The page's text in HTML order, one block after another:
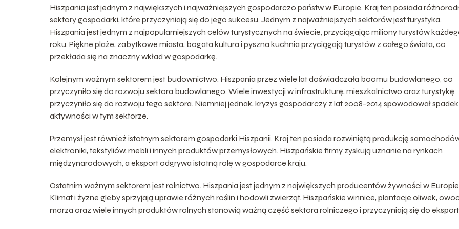
Hiszpania jest jednym z największych i najważniejszych gospodarczo państw w Europie. Kraj ten posiada
sektory gospodarki, które przyczyniają się do jego sukcesu. Jednym z najważniejszych sektorów jest turystyka.
Hiszpania jest jednym z najpopularniejszych celów turystycznych na świecie, przyciągając miliony turystów
roku. Piękne plaże, zabytkowe miasta, bogata kultura i pyszna kuchnia przyciągają turystów z całego świata, co
przekłada się na znaczny wkład w gospodarkę.
Kolejnym ważnym sektorem jest budownictwo. Hiszpania przez wiele lat doświadczała boomu budowlanego, co
przyczyniło się do rozwoju sektora budowlanego. Wiele inwestycji w infrastrukturę, mieszkalnictwo oraz turystykę
przyczyniło się do rozwoju tego sektora. Niemniej jednak, kryzys gospodarczy z lat 2008-2014 spowodował spadek
aktywności w tym sektorze.
Przemysł jest również istotnym sektorem gospodarki Hiszpanii. Kraj ten posiada rozwiniętą produkcję
elektroniki, tekstyliów, mebli i innych produktów przemysłowych. Hiszpańskie firmy zyskują uznanie na rynkach
międzynarodowych, a eksport odgrywa istotną rolę w gospodarce kraju.
Ostatnim ważnym sektorem jest rolnictwo. Hiszpania jest jednym z największych producentów żywności w
Klimat i żyzne gleby sprzyjają uprawie różnych roślin i hodowli zwierząt. Hiszpańskie winnice, plantacje oliwek,
morza oraz wiele innych produktów rolnych stanowią ważną część sektora rolniczego i przyczyniają się do